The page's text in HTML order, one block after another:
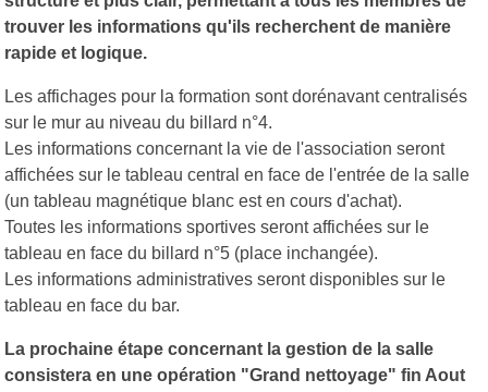
trouver les informations qu'ils recherchent de manière
rapide et logique.
Les affichages pour la formation sont dorénavant centralisés
sur le mur au niveau du billard n°4.
Les informations concernant la vie de l'association seront
affichées sur le tableau central en face de l'entrée de la salle
(un tableau magnétique blanc est en cours d'achat).
Toutes les informations sportives seront affichées sur le
tableau en face du billard n°5 (place inchangée).
Les informations administratives seront disponibles sur le
tableau en face du bar.
La prochaine étape concernant la gestion de la salle
consistera en une opération "Grand nettoyage" fin Aout